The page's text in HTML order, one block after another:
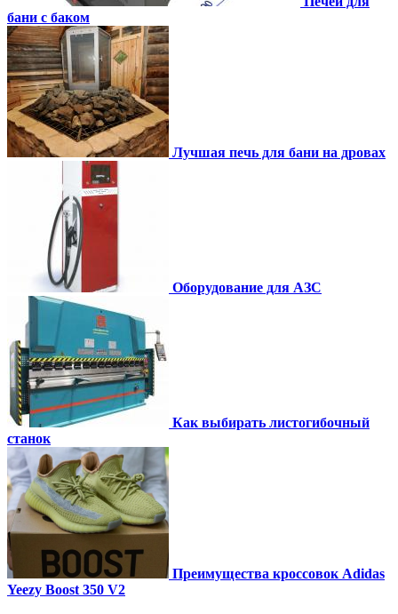
бани с баком
Лучшая печь для бани на дровах
Оборудование для АЗС
Как выбирать листогибочный
станок
Преимущества кроссовок Adidas
Yeezy Boost 350 V2